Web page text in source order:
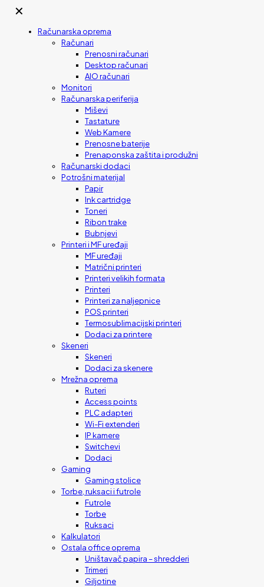
✕
Računarska oprema
Računari
Prenosni računari
Desktop računari
AIO računari
Monitori
Računarska periferija
Miševi
Tastature
Web Kamere
Prenosne baterije
Prenaponska zaštita i produžni
Računarski dodaci
Potrošni materijal
Papir
Ink cartridge
Toneri
Ribon trake
Bubnjevi
Printeri i MF uređaji
MF uređaji
Matrični printeri
Printeri velikih formata
Printeri
Printeri za naljepnice
POS printeri
Termosublimacijski printeri
Dodaci za printere
Skeneri
Skeneri
Dodaci za skenere
Mrežna oprema
Ruteri
Access points
PLC adapteri
Wi-Fi extenderi
IP kamere
Switchevi
Dodaci
Gaming
Gaming stolice
Torbe, ruksaci i futrole
Futrole
Torbe
Ruksaci
Kalkulatori
Ostala office oprema
Uništavač papira – shredderi
Trimeri
Giljotine